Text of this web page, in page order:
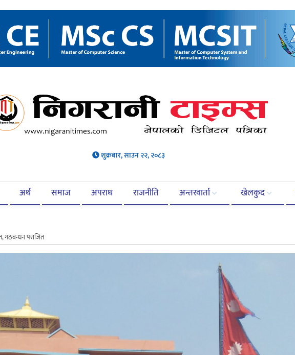
शुक्रबार, साउन २२, २०८३
अर्थ समाज अपराध राजनीति अन्तरवार्ता खेलकुद
गठबन्धन पराजित